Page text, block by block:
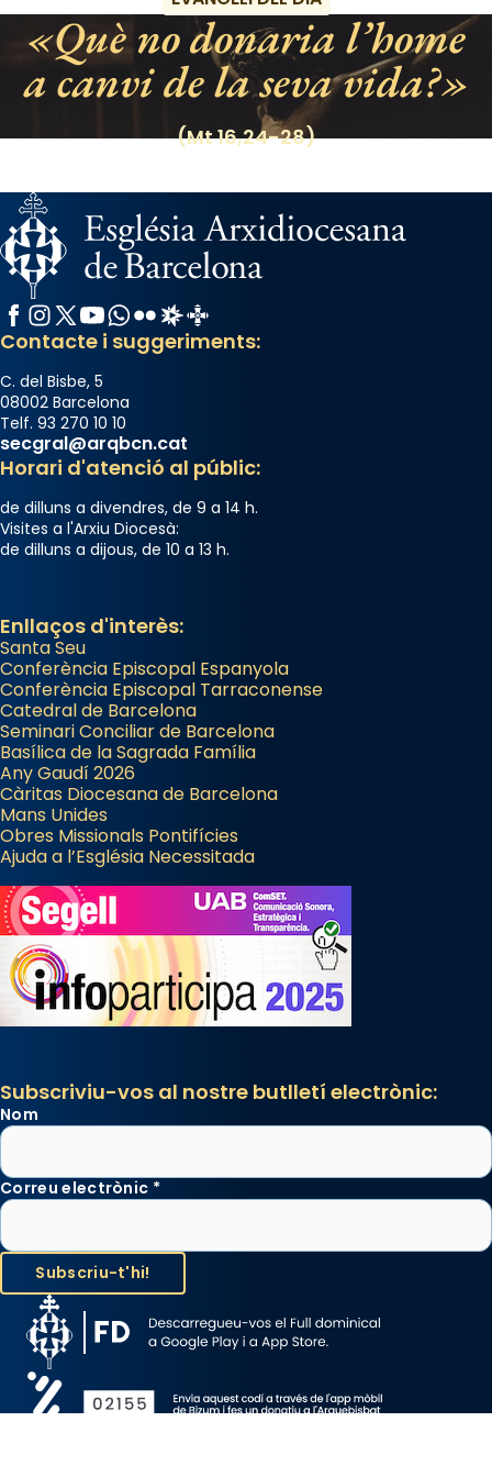
Què no donaria l’home
a canvi de la seva vida?
(Mt 16,24-28)
Facebook
Instagram
X / Twitter
YouTube
WhatsApp
FlickrRadio Estel
Catalunya Cristiana
Contacte i suggeriments:
C. del Bisbe, 5
08002 Barcelona
Telf. 93 270 10 10
secgral@arqbcn.cat
Horari d'atenció al públic:
de dilluns a divendres, de 9 a 14 h.
Visites a l'Arxiu Diocesà:
de dilluns a dijous, de 10 a 13 h.
Enllaços d'interès:
Santa Seu
Conferència Episcopal Espanyola
Conferència Episcopal Tarraconense
Catedral de Barcelona
Seminari Conciliar de Barcelona
Basílica de la Sagrada Família
Any Gaudí 2026
Càritas Diocesana de Barcelona
Mans Unides
Obres Missionals Pontifícies
Ajuda a l’Església Necessitada
Subscriviu-vos al nostre butlletí electrònic:
Nom
Correu electrònic *